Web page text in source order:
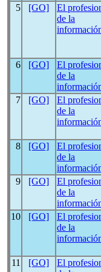
5 [GO]
El
de la
6 [GO]
El
de la
7 [GO]
El
de la
8 [GO]
El
de la
9
[GO]
El
de la
10
[GO]
El
de la
11
[GO]
El